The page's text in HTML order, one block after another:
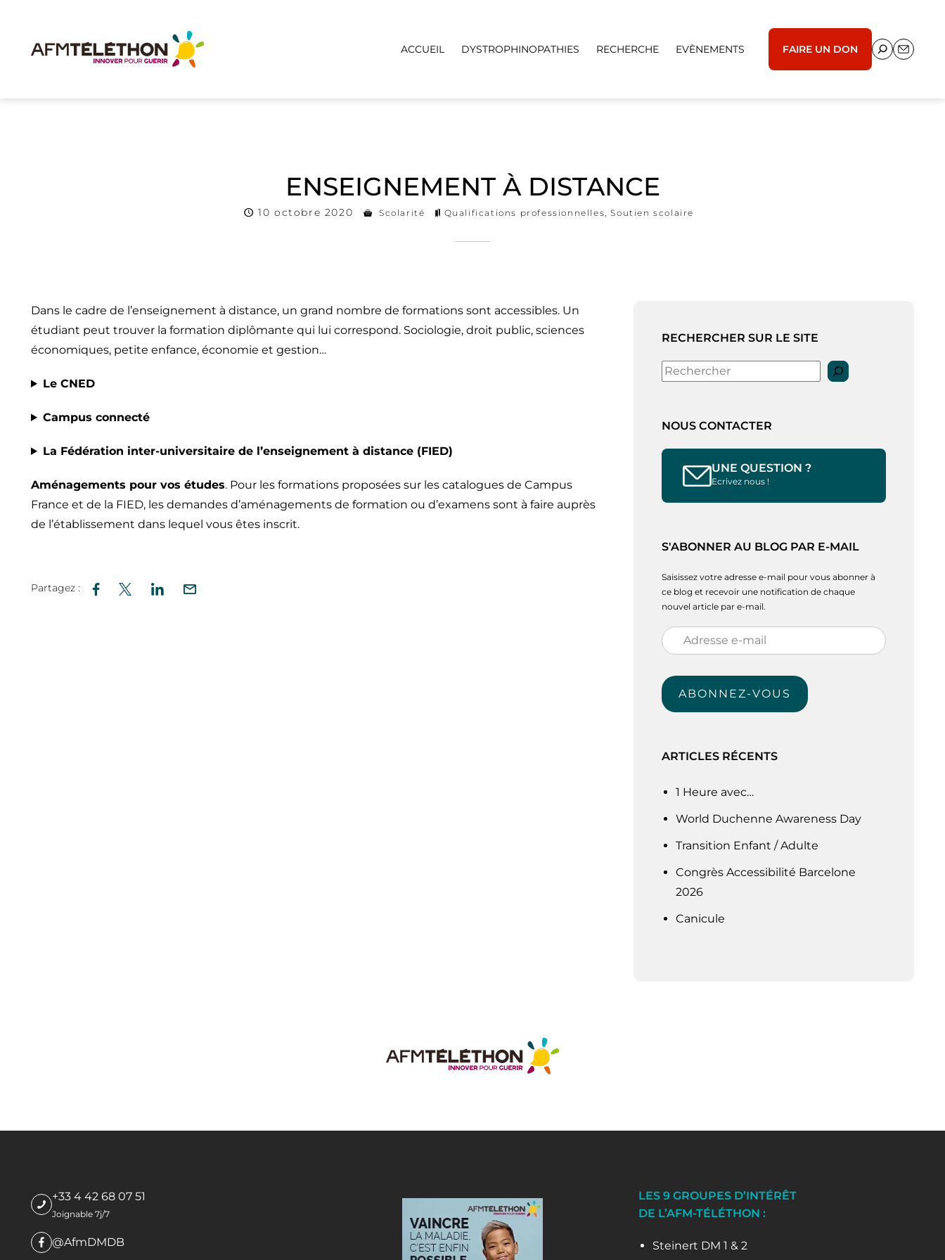
ACCUEIL DYSTROPHINOPATHIES RECHERCHE EVÈNEMENTS FAIRE UN DON
ENSEIGNEMENT À DISTANCE
10 octobre 2020 Scolarité Qualifications professionnelles,Soutien scolaire
Dans le cadre de l’enseignement à distance, un grand nombre de formations sont accessibles. Un
étudiant peut trouver la formation diplômante qui lui correspond. Sociologie, droit public, sciences
économiques, petite enfance, économie et gestion…
Le CNED
Campus connecté
La Fédération inter-universitaire de l’enseignement à distance (FIED)
Aménagements pour vos études. Pour les formations proposées sur les catalogues de Campus
France et de la FIED, les demandes d’aménagements de formation ou d’examens sont à faire auprès
de l’établissement dans lequel vous êtes inscrit.
Partagez :
RECHERCHER SUR LE SITE
Rechercher
NOUS CONTACTER
UNE QUESTION ?
Ecrivez nous !
S'ABONNER AU BLOG PAR E-MAIL
Saisissez votre adresse e-mail pour vous abonner à
ce blog et recevoir une notification de chaque
nouvel article par e-mail.
Adresse
e-
mail
ABONNEZ-VOUS
ARTICLES RÉCENTS
1 Heure avec…
World Duchenne Awareness Day
Transition Enfant / Adulte
Congrès Accessibilité Barcelone
2026
Canicule
+33 4 42 68 07 51
Joignable 7j/7
@AfmDMDB
LES 9 GROUPES D’INTÉRÊT
DE L’AFM-TÉLÉTHON :
Steinert DM 1 & 2